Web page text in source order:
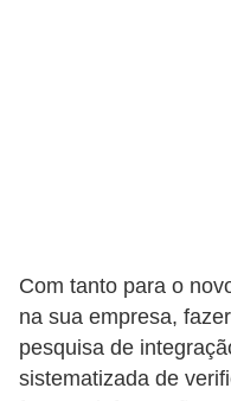
Com tanto para o
na sua empresa,
pesquisa de
sistematizada de